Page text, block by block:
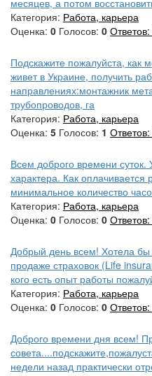
Категория: Работа, карьера
Оценка: 0 Голосов: 0 Ответов:
Подскажите пожалуйста, как
живет в Украине, получить
направлениях:монтажник
трубопроводов, га
Категория: Работа, карьера
Оценка: 5 Голосов: 1 Ответов:
Всем доброго времени
характера. Как
минимальное количество
Категория: Работа, карьера
Оценка: 0 Голосов: 0 Ответов:
Добрый день всем! Хотела бы
продаже страховок (Life
кого есть опыт работы
Категория: Работа, карьера
Оценка: 0 Голосов: 0 Ответов:
Доброго времени дня всем!
недели назад практически